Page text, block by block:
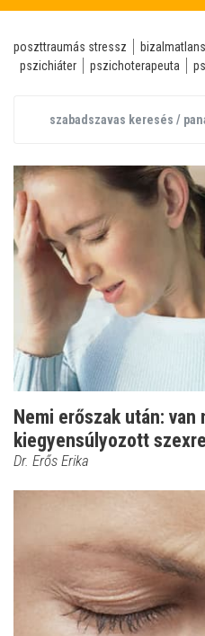
poszttraumás stressz
pszichiáter
pszichoterapeuta
Nemi erőszak után: van
kiegyensúlyozott
Dr. Erős Erika